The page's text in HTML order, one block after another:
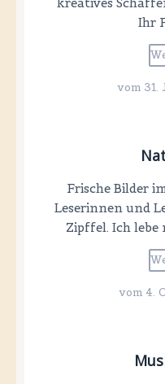
Ihr
vom 31.
Frische Bilder
Leserinnen und
Zipffel. Ich
vom 4.